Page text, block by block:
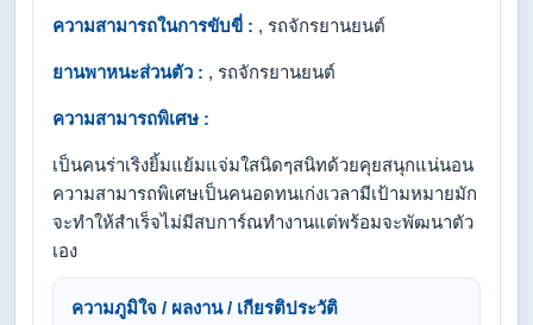
ความสามารถในการขับขี่ : , รถจักรยานยนต์
ยานพาหนะส่วนตัว : , รถจักรยานยนต์
ความสามารถพิเศษ :
เป็นคนร่าเริงยิ้มแย้มแจ่มใสนิดๆสนิทด้วยคุยสนุกแน่นอน
ความสามารถพิเศษเป็นคนอดทนเก่งเวลามีเป้ามหมายมัก
จะทำให้สำเร็จไม่มีสบการ์ณทำงานแต่พร้อมจะพัฒนาตัว
เอง
ความภูมิใจ / ผลงาน / เกียรติประวัติ